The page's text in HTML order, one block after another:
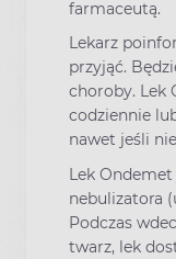
farmaceutą.
Lekarz
przyjąć.
choroby. Lek
codziennie
nawet jeśli
Lek
nebulizatora
Podczas
twarz, lek